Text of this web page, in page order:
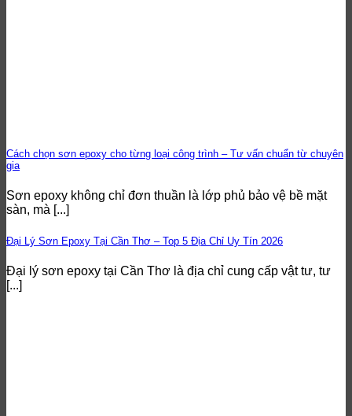
Cách chọn sơn epoxy cho từng loại công trình – Tư vấn chuẩn từ chuyên
gia
Sơn epoxy không chỉ đơn thuần là lớp phủ bảo vệ bề mặt
sàn, mà [...]
Đại Lý Sơn Epoxy Tại Cần Thơ – Top 5 Địa Chỉ Uy Tín 2026
Đại lý sơn epoxy tại Cần Thơ là địa chỉ cung cấp vật tư, tư
[...]